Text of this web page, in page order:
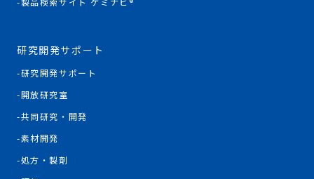
研究開発サポート
研究開発サポート
開放研究室
共同研究・開発
素材開発
処方・製剤